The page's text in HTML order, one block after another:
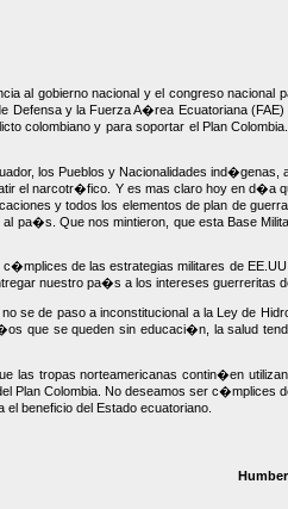
al gobierno nacional y el congreso nacional
y la Fuerza A�rea Ecuatoriana
colombiano y para soportar el Plan
los Pueblos y Nacionalidades
el narcotr�fico. Y es mas claro hoy en d�a
y todos los elementos de plan de
Que nos mintieron, que esta Base
de las estrategias militares de
nuestro pa�s a los intereses guerreritas
se de paso a inconstitucional a la Ley de
que se queden sin educaci�n, la salud
las tropas norteamericanas contin�en
Plan Colombia. No deseamos ser c�mplices
beneficio del Estado ecuatoriano.